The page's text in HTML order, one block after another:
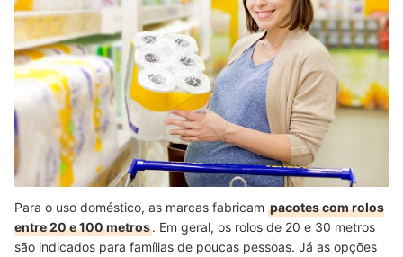
Para o uso doméstico, as marcas fabricam pacotes com rolos
entre 20 e 100 metros. Em geral, os rolos de 20 e 30 metros
são indicados para famílias de poucas pessoas. Já as opções